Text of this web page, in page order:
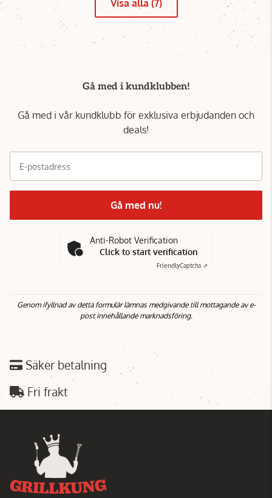
Visa alla (7)
Gå med i kundklubben!
Gå med i vår kundklubb för exklusiva erbjudanden och
deals!
E-postadress
Gå med nu!
Anti-Robot Verification
Click to start verification
FriendlyCaptcha ⇗
Genom ifyllnad av detta formulär lämnas medgivande till mottagande av e-
post innehållande marknadsföring.
Säker betalning
Fri frakt